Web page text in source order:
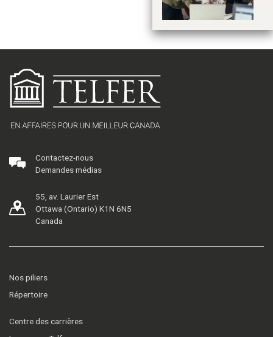
Contactez-nous
Demandes médias
55, av. Laurier Est
Ottawa (Ontario) K1N 6N5
Canada
Nos piliers
Répertoire
Centre des carrières